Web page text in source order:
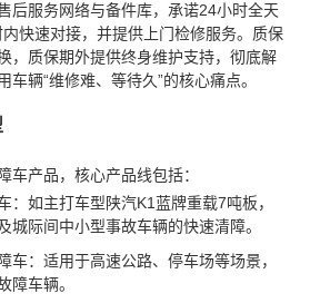
后服务网络与备件库，承诺24小时全天
快速对接，并提供上门检修服务。质保
，质保期外提供终身维护支持，彻底解
车辆“维修难、等待久”的核心痛点。
车产品，核心产品线包括：
：如主打车型陕汽K1蓝牌重载7吨板，
城际间中小型事故车辆的快速清障。
车：适用于高速公路、停车场等场景，
障车辆。